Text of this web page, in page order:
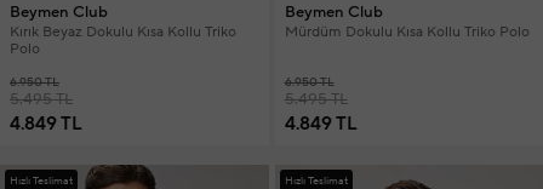
Beymen Club
Kırık Beyaz Dokulu Kısa Kollu Triko
Polo
6.950 TL
5.495 TL
4.849 TL
Beymen Club
Mürdüm Dokulu Kısa Kollu Triko Polo
6.950 TL
5.495 TL
4.849 TL
Hızlı Teslimat Hızlı Teslimat